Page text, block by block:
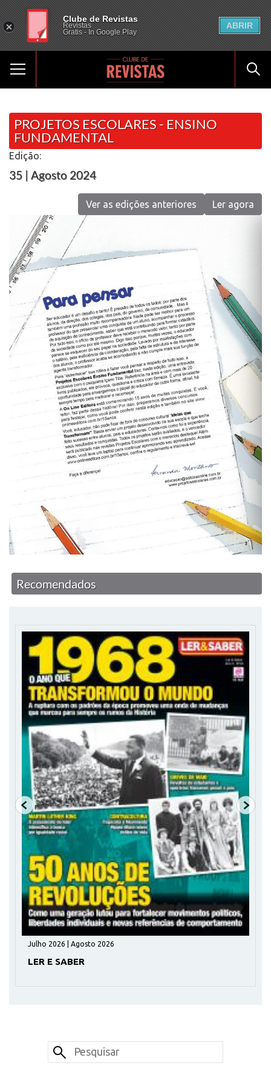
PROJETOS ESCOLARES - ENSINO
FUNDAMENTAL
Edição:
35 | Agosto 2024
Ler agora
Ver as edições anteriores
Recomendados
Julho 2026 | Agosto 2026
LER E SABER
Clube de Revistas
Revistas
Gratis - In Google Play
ABRIR